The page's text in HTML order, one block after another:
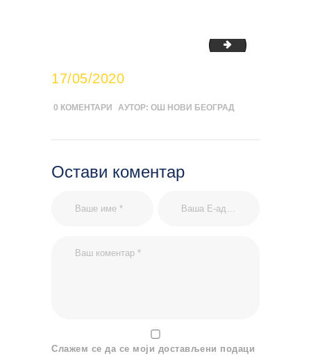
slika-01
17/05/2020
0 КОМЕНТАРИ АУТОР: ОШ НОВИ БЕОГРАД
Остави коментар
Слажем се да се моји достављени подаци